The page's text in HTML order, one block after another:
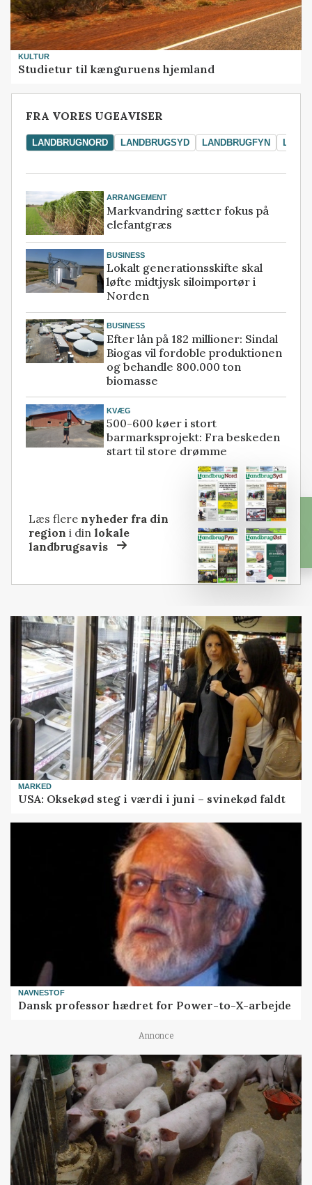
KULTUR
Studietur til kænguruens hjemland
FRA VORES UGEAVISER
LANDBRUGNORD LANDBRUGSYD LANDBRUGFYN
ARRANGEMENT
Markvandring sætter fokus på
elefantgræs
BUSINESS
Lokalt generationsskifte skal
løfte midtjysk siloimportør i
Norden
BUSINESS
Efter lån på 182 millioner: Sindal
Biogas vil fordoble produktionen
og behandle 800.000 ton
biomasse
KVÆG
500-600 køer i stort
barmarksprojekt: Fra beskeden
start til store drømme
Læs flere nyheder fra din
region i dinlokale
landbrugsavis
MARKED
USA: Oksekød steg i værdi i juni – svinekød faldt
NAVNESTOF
Dansk professor hædret for Power-to-X-arbejde
Annonce